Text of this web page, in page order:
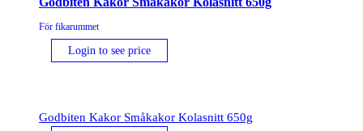
För fikarummet
Login to see price
Godbiten Kakor Småkakor Kolasnitt 650g